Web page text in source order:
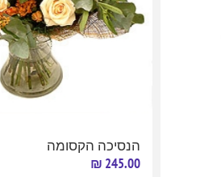
הנסיכה הקסומה
245.00 ₪